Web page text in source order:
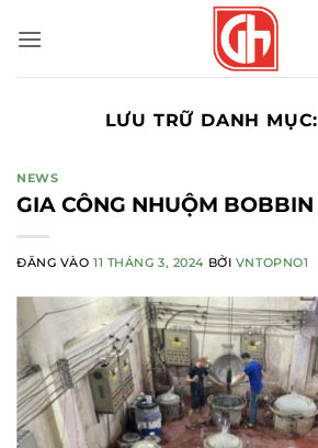
qua
LƯU TRỮ DANH MỤC:
NEWS
GIA CÔNG NHUỘM BOBBIN
ĐĂNG VÀO11 THÁNG 3, 2024 BỞI VNTOPNO1